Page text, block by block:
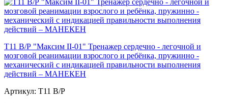
Т11 В/Р "Максим II-01" Тренажер сердечно - легочной и
мозговой реанимации взрослого и ребёнка, пружинно -
механический с индикацией правильности выполнения
действий – МАНЕКЕН
Артикул: Т11 В/Р